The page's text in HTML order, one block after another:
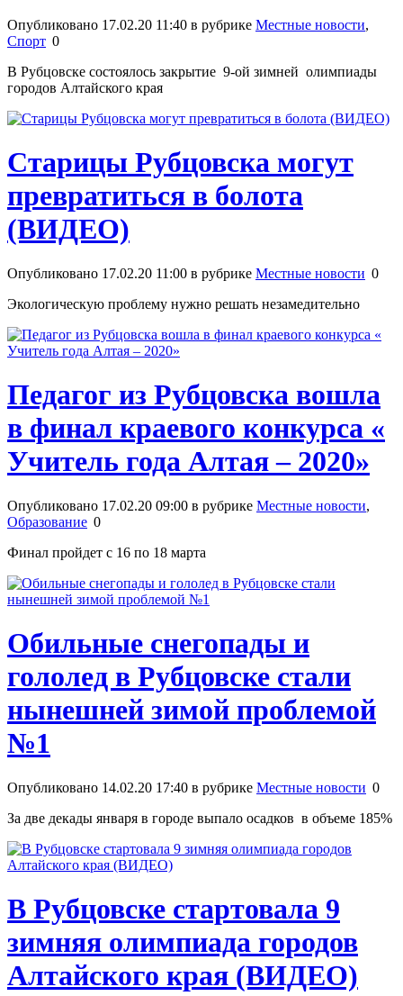
Опубликовано 17.02.20 11:40 в рубрике Местные новости,
Спорт 0
В Рубцовске состоялось закрытие 9-ой зимней олимпиады
городов Алтайского края
Старицы Рубцовска могут
превратиться в болота
(ВИДЕО)
Опубликовано 17.02.20 11:00 в рубрике Местные новости 0
Экологическую проблему нужно решать незамедительно
Педагог из Рубцовска вошла
в финал краевого конкурса «
Учитель года Алтая – 2020»
Опубликовано 17.02.20 09:00 в рубрике Местные новости,
Образование 0
Финал пройдет с 16 по 18 марта
Обильные снегопады и
гололед в Рубцовске стали
нынешней зимой проблемой
№1
Опубликовано 14.02.20 17:40 в рубрике Местные новости 0
За две декады января в городе выпало осадков в объеме 185%
В Рубцовске стартовала 9
зимняя олимпиада городов
Алтайского края (ВИДЕО)